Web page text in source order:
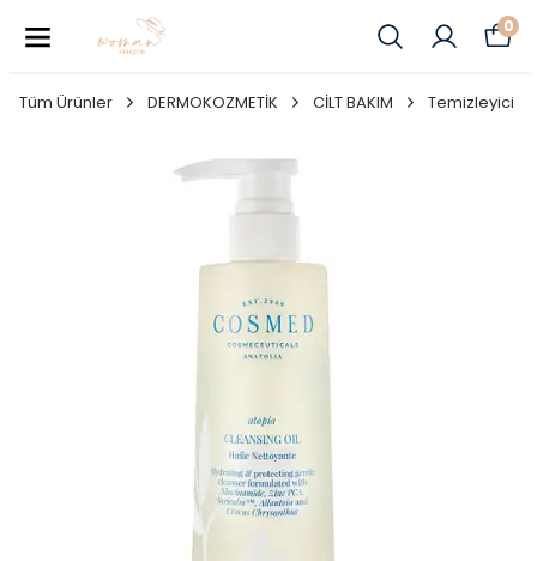
0
Tüm Ürünler DERMOKOZMETİK CİLT BAKIM Temizleyici